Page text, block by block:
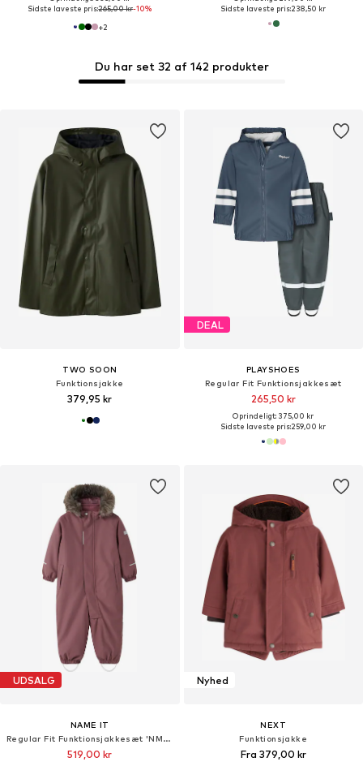
Sidste laveste pris:265,00 kr-10%
+2
Sidste laveste pris:238,50 kr
Du har set 32 af 142 produkter
TWO SOON
Funktionsjakke
379,95 kr
DEAL
PLAYSHOES
Regular Fit Funktionsjakkesæt
265,50 kr
Oprindeligt: 375,00 kr
Sidste laveste pris:259,00 kr
UDSALG
NAME IT
Regular Fit Funktionsjakkesæt 'NMNSnow10'
519,00 kr
Nyhed
NEXT
Funktionsjakke
Fra 379,00 kr